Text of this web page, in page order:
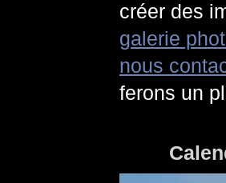
créer des
galerie
nous
ferons un